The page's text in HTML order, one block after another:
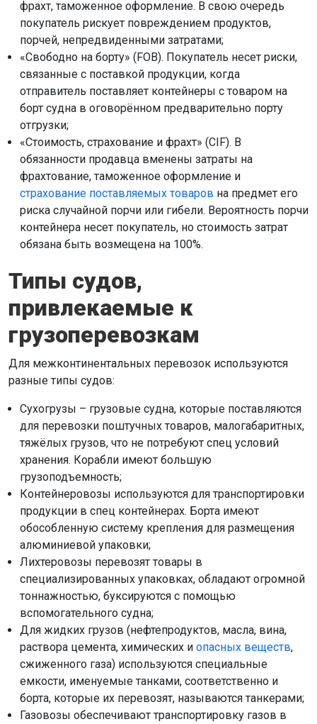
фрахт, таможенное оформление. В свою очередь
покупатель рискует повреждением продуктов,
порчей, непредвиденными затратами;
«Свободно на борту» (FOB). Покупатель несет риски,
связанные с поставкой продукции, когда
отправитель поставляет контейнеры с товаром на
борт судна в оговорённом предварительно порту
отгрузки;
«Стоимость, страхование и фрахт» (CIF). В
обязанности продавца вменены затраты на
фрахтование, таможенное оформление и
страхование поставляемых товаров на предмет его
риска случайной порчи или гибели. Вероятность порчи
контейнера несет покупатель, но стоимость затрат
обязана быть возмещена на 100%.
Типы судов,
привлекаемые к
грузоперевозкам
Для межконтинентальных перевозок используются
разные типы судов:
Сухогрузы – грузовые судна, которые поставляются
для перевозки поштучных товаров, малогабаритных,
тяжёлых грузов, что не потребуют спец условий
хранения. Корабли имеют большую
грузоподъемность;
Контейнеровозы используются для транспортировки
продукции в спец контейнерах. Борта имеют
обособленную систему крепления для размещения
алюминиевой упаковки;
Лихтеровозы перевозят товары в
специализированных упаковках, обладают огромной
тоннажностью, буксируются с помощью
вспомогательного судна;
Для жидких грузов (нефтепродуктов, масла, вина,
раствора цемента, химических и опасных веществ,
сжиженного газа) используются специальные
емкости, именуемые танками, соответственно и
борта, которые их перевозят, называются танкерами;
Газовозы обеспечивают транспортировку газов в